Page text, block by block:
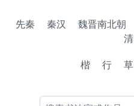
先秦 秦汉 魏晋南北朝
清
楷
行 草